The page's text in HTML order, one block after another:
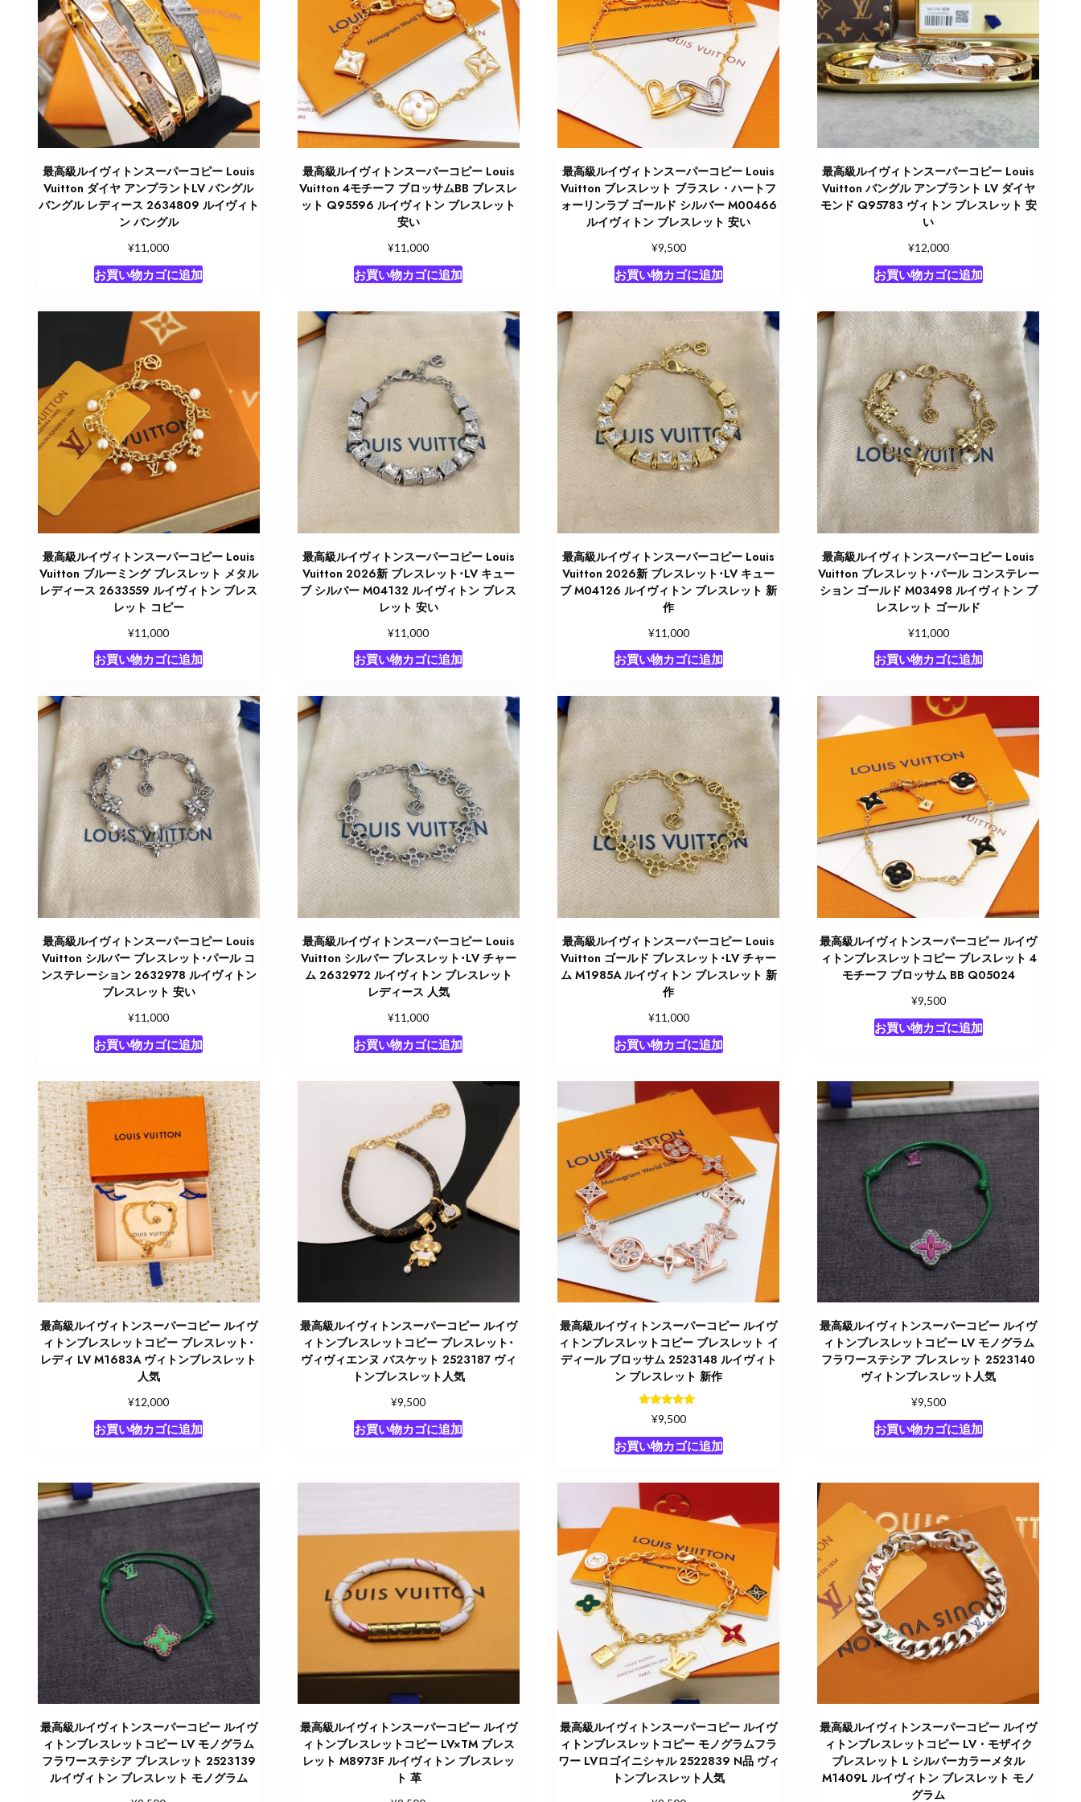
最高級ルイヴィトンスーパーコピー Louis
Vuitton ダイヤ アンプラントLV バングル
バングル レディース 2634809 ルイヴィト
ン バングル
¥11,000
お買い物カゴに追加
最高級ルイヴィトンスーパーコピー Louis
Vuitton 4モチーフ ブロッサムBB ブレスレ
ット Q95596 ルイヴィトン ブレスレット
安い
¥11,000
お買い物カゴに追加
最高級ルイヴィトンスーパーコピー Louis
Vuitton ブレスレット ブラスレ・ハートフ
ォーリンラブ ゴールド シルバー M00466
ルイヴィトン ブレスレット 安い
¥9,500
お買い物カゴに追加
最高級ルイヴィトンスーパーコピー Louis
Vuitton バングル アンプラント LV ダイヤ
モンド Q95783 ヴィトン ブレスレット 安
い
¥12,000
お買い物カゴに追加
最高級ルイヴィトンスーパーコピー Louis
Vuitton ブルーミング ブレスレット メタル
レディース 2633559 ルイヴィトン ブレス
レット コピー
¥11,000
お買い物カゴに追加
最高級ルイヴィトンスーパーコピー Louis
Vuitton 2026新 ブレスレット･LV キュー
ブ シルバー M04132 ルイヴィトン ブレス
レット 安い
¥11,000
お買い物カゴに追加
最高級ルイヴィトンスーパーコピー Louis
Vuitton 2026新 ブレスレット･LV キュー
ブ M04126 ルイヴィトン ブレスレット 新
作
¥11,000
お買い物カゴに追加
最高級ルイヴィトンスーパーコピー Louis
Vuitton ブレスレット･パール コンステレー
ション ゴールド M03498 ルイヴィトン ブ
レスレット ゴールド
¥11,000
お買い物カゴに追加
最高級ルイヴィトンスーパーコピー Louis
Vuitton シルバー ブレスレット･パール コ
ンステレーション 2632978 ルイヴィトン
ブレスレット 安い
¥11,000
お買い物カゴに追加
最高級ルイヴィトンスーパーコピー Louis
Vuitton シルバー ブレスレット･LV チャー
ム 2632972 ルイヴィトン ブレスレット
レディース 人気
¥11,000
お買い物カゴに追加
最高級ルイヴィトンスーパーコピー Louis
Vuitton ゴールド ブレスレット･LV チャー
ム M1985A ルイヴィトン ブレスレット 新
作
¥11,000
お買い物カゴに追加
最高級ルイヴィトンスーパーコピー ルイヴ
ィトンブレスレットコピー ブレスレット 4
モチーフ ブロッサム BB Q05024
¥9,500
お買い物カゴに追加
最高級ルイヴィトンスーパーコピー ルイヴ
ィトンブレスレットコピー ブレスレット･
レディ LV M1683A ヴィトンブレスレット
人気
¥12,000
お買い物カゴに追加
最高級ルイヴィトンスーパーコピー ルイヴ
ィトンブレスレットコピー ブレスレット･
ヴィヴィエンヌ バスケット 2523187 ヴィ
トンブレスレット人気
¥9,500
お買い物カゴに追加
最高級ルイヴィトンスーパーコピー ルイヴ
ィトンブレスレットコピー ブレスレット イ
ディール ブロッサム 2523148 ルイヴィト
ン ブレスレット 新作
5段階中
5.00
の評価
¥9,500
お買い物カゴに追加
最高級ルイヴィトンスーパーコピー ルイヴ
ィトンブレスレットコピー LV モノグラム
フラワーステシア ブレスレット 2523140
ヴィトンブレスレット人気
¥9,500
お買い物カゴに追加
最高級ルイヴィトンスーパーコピー ルイヴ
ィトンブレスレットコピー LV モノグラム
フラワーステシア ブレスレット 2523139
ルイヴィトン ブレスレット モノグラム
最高級ルイヴィトンスーパーコピー ルイヴ
ィトンブレスレットコピー LV×TM ブレス
レット M8973F ルイヴィトン ブレスレッ
ト 革
最高級ルイヴィトンスーパーコピー ルイヴ
ィトンブレスレットコピー モノグラムフラ
ワー LVロゴイニシャル 2522839 N品 ヴィ
トンブレスレット人気
最高級ルイヴィトンスーパーコピー ルイヴ
ィトンブレスレットコピー LV・モザイク
ブレスレット L シルバーカラーメタル
M1409L ルイヴィトン ブレスレット モノ
グラム